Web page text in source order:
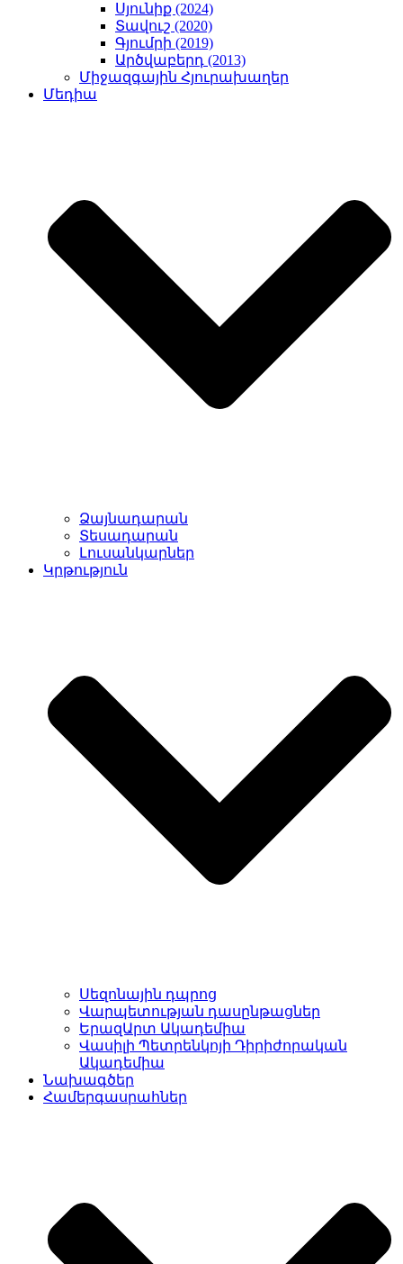
Սյունիք (2024)
Տավուշ (2020)
Գյումրի (2019)
Արծվաբերդ (2013)
Միջազգային Հյուրախաղեր
Մեդիա
Ձայնադարան
Տեսադարան
Լուսանկարներ
Կրթություն
Սեզոնային դպրոց
Վարպետության դասընթացներ
ԵրազԱրտ Ակադեմիա
Վասիլի Պետրենկոյի Դիրիժորական
Ակադեմիա
Նախագծեր
Համերգասրահներ